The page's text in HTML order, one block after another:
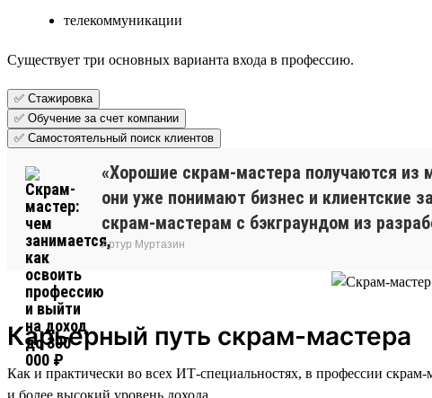
телекоммуникации
Существует три основных варианта входа в профессию.
✅ Стажировка
✅ Обучение за счет компании
✅ Самостоятельный поиск клиентов
«Хорошие скрам-мастера получаются из
они уже понимают бизнес и клиентские
скрам-мастерам с бэкграундом из
Артур Муртазин
Карьерный путь скрам-мастера
Как и практически во всех ИТ-специальностях, в профессии скрам-
и более высокий уровень дохода.